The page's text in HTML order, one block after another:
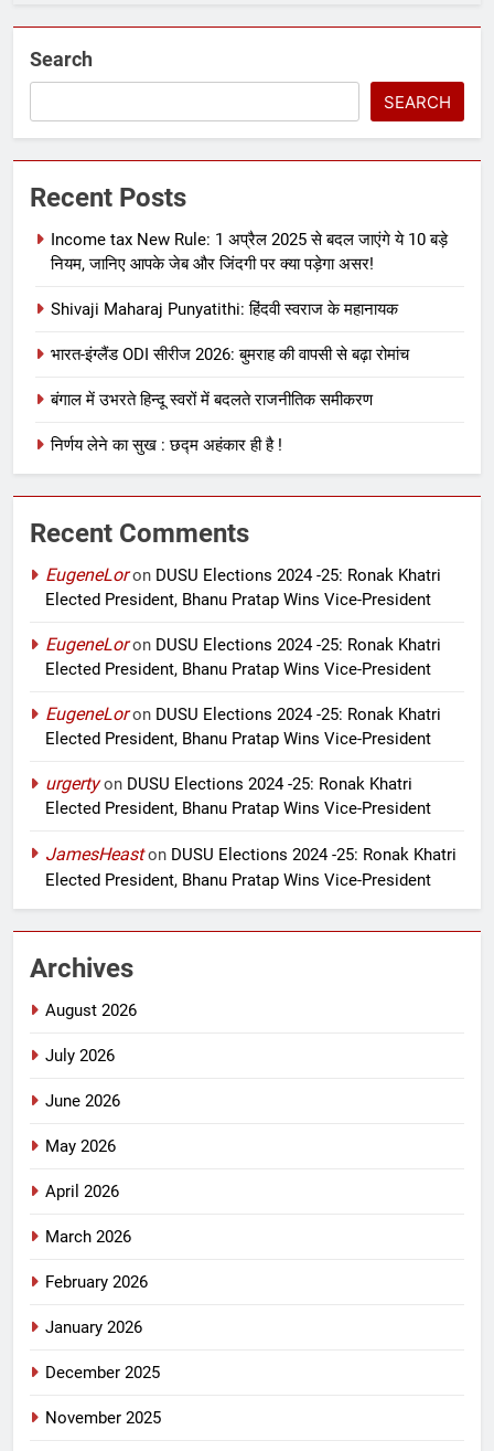
Search
SEARCH
Recent Posts
Income tax New Rule: 1 अप्रैल 2025 से बदल जाएंगे ये 10 बड़े
नियम, जानिए आपके जेब और जिंदगी पर क्या पड़ेगा असर!
Shivaji Maharaj Punyatithi: हिंदवी स्वराज के महानायक
भारत-इंग्लैंड ODI सीरीज 2026: बुमराह की वापसी से बढ़ा रोमांच
बंगाल में उभरते हिन्दू स्वरों में बदलते राजनीतिक समीकरण
निर्णय लेने का सुख : छद्म अहंकार ही है !
Recent Comments
EugeneLoron DUSU Elections 2024 -25: Ronak Khatri
Elected President, Bhanu Pratap Wins Vice-President
EugeneLoron DUSU Elections 2024 -25: Ronak Khatri
Elected President, Bhanu Pratap Wins Vice-President
EugeneLoron DUSU Elections 2024 -25: Ronak Khatri
Elected President, Bhanu Pratap Wins Vice-President
urgertyon DUSU Elections 2024 -25: Ronak Khatri
Elected President, Bhanu Pratap Wins Vice-President
JamesHeaston DUSU Elections 2024 -25: Ronak Khatri
Elected President, Bhanu Pratap Wins Vice-President
Archives
August 2026
July 2026
June 2026
May 2026
April 2026
March 2026
February 2026
January 2026
December 2025
November 2025